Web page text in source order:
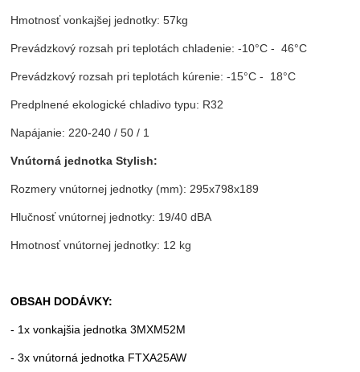
Hmotnosť vonkajšej jednotky: 57kg
Prevádzkový rozsah pri teplotách chladenie: -10°C - 46°C
Prevádzkový rozsah pri teplotách kúrenie: -15°C - 18°C
Predplnené ekologické chladivo typu: R32
Napájanie: 220-240 / 50 / 1
Vnútorná jednotka Stylish:
Rozmery vnútornej jednotky (mm): 295x798x189
Hlučnosť vnútornej jednotky: 19/40 dBA
Hmotnosť vnútornej jednotky: 12 kg
OBSAH DODÁVKY:
- 1x vonkajšia jednotka 3MXM52M
- 3x vnútorná jednotka FTXA25AW